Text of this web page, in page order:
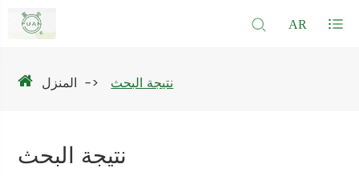
AR
المنزل نتيجة البحث
نتيجة البحث